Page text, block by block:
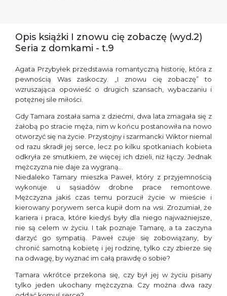
Opis książki I znowu cię zobaczę (wyd.2)
Seria z domkami - t.9
Agata Przybyłek przedstawia romantyczną historię, która z
pewnością Was zaskoczy. „I znowu cię zobaczę” to
wzruszająca opowieść o drugich szansach, wybaczaniu i
potężnej sile miłości.
Gdy Tamara została sama z dziećmi, dwa lata zmagała się z
żałobą po stracie męża, nim w końcu postanowiła na nowo
otworzyć się na życie. Przystojny i szarmancki Wiktor niemal
od razu skradł jej serce, lecz po kilku spotkaniach kobieta
odkryła ze smutkiem, że więcej ich dzieli, niż łączy. Jednak
mężczyzna nie daje za wygraną…
Niedaleko Tamary mieszka Paweł, który z przyjemnością
wykonuje u sąsiadów drobne prace remontowe.
Mężczyzna jakiś czas temu porzucił życie w mieście i
kierowany porywem serca kupił dom na wsi. Zrozumiał, że
kariera i praca, które kiedyś były dla niego najważniejsze,
nie są celem w życiu. I tak poznaje Tamarę, a ta zaczyna
darzyć go sympatią. Paweł czuje się zobowiązany, by
chronić samotną kobietę i jej rodzinę, tylko czy zbierze się
na odwagę, by wyznać im całą prawdę o sobie?
Tamara wkrótce przekona się, czy był jej w życiu pisany
tylko jeden ukochany mężczyzna. Czy można dwa razy